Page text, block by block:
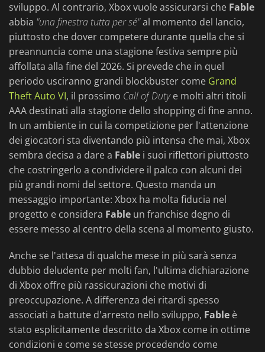
sviluppo. Al contrario, Xbox vuole assicurarsi che Fable
abbia "una finestra tutta per sé"al momento del lancio,
piuttosto che dover competere durante quella che si
preannuncia come una stagione festiva sempre più
affollata alla fine del 2026. Si prevede che in quel
periodo usciranno grandi blockbuster come Grand
Theft Auto VI, il prossimo Call of Dutye molti altri titoli
AAA destinati alla stagione dello shopping di fine anno.
In un ambiente in cui la competizione per l'attenzione
dei giocatori sta diventando più intensa che mai, Xbox
sembra decisa a dare a Fable i suoi riflettori piuttosto
che costringerlo a condividere il palco con alcuni dei
più grandi nomi del settore. Questo manda un
messaggio importante: Xbox ha molta fiducia nel
progetto e considera Fable un franchise degno di
essere messo al centro della scena al momento giusto.
Anche se l'attesa di qualche mese in più sarà senza
dubbio deludente per molti fan, l'ultima dichiarazione
di Xbox offre più rassicurazioni che motivi di
preoccupazione. A differenza dei ritardi spesso
associati a battute d'arresto nello sviluppo, Fable è
stato esplicitamente descritto da Xbox come in ottime
condizioni e come se stesse procedendo come